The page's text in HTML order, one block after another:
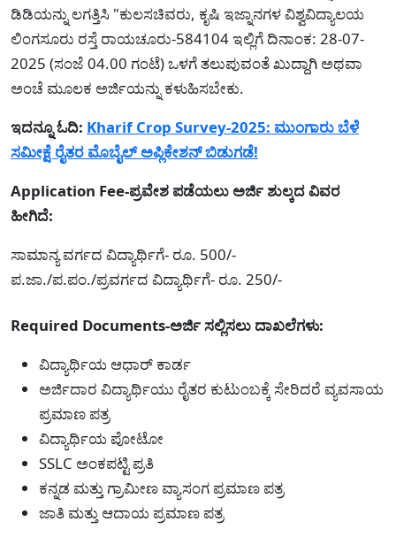
ಡಿಡಿಯನ್ನು ಲಗತ್ತಿಸಿ "ಕುಲಸಚಿವರು, ಕೃಷಿ ಇಜ್ನಾನಗಳ ವಿಶ್ವವಿದ್ಯಾಲಯ
ಲಿಂಗಸೂರು ರಸ್ತೆ ರಾಯಚೂರು-584104 ಇಲ್ಲಿಗೆ ದಿನಾಂಕ: 28-07-
2025 (ಸಂಜೆ 04.00 ಗಂಟೆ) ಒಳಗೆ ತಲುಪುವಂತೆ ಖುದ್ದಾಗಿ ಅಥವಾ
ಅಂಚೆ ಮೂಲಕ ಅರ್ಜಿಯನ್ನು ಕಳುಹಿಸಬೇಕು.
ಇದನ್ನೂ ಓದಿ: Kharif Crop Survey-2025: ಮುಂಗಾರು ಬೆಳೆ
ಸಮೀಕ್ಷೆ ರೈತರ ಮೊಬೈಲ್ ಅಪ್ಲಿಕೇಶನ್ ಬಿಡುಗಡೆ!
Application Fee-ಪ್ರವೇಶ ಪಡೆಯಲು ಅರ್ಜಿ ಶುಲ್ಕದ ವಿವರ
ಹೀಗಿದೆ:
ಸಾಮಾನ್ಯ ವರ್ಗದ ವಿದ್ಯಾರ್ಥಿಗೆ- ರೂ. 500/-
ಪ.ಜಾ./ಪ.ಪಂ./ಪ್ರವರ್ಗದ ವಿದ್ಯಾರ್ಥಿಗೆ- ರೂ. 250/-
Required Documents-ಅರ್ಜಿ ಸಲ್ಲಿಸಲು ದಾಖಲೆಗಳು:
ವಿದ್ಯಾರ್ಥಿಯ ಆಧಾರ್ ಕಾರ್ಡ
ಅರ್ಜಿದಾರ ವಿದ್ಯಾರ್ಥಿಯು ರೈತರ ಕುಟುಂಬಕ್ಕೆ ಸೇರಿದರೆ ವ್ಯವಸಾಯ
ಪ್ರಮಾಣ ಪತ್ರ
ವಿದ್ಯಾರ್ಥಿಯ ಪೋಟೋ
SSLC ಅಂಕಪಟ್ಟಿ ಪ್ರತಿ
ಕನ್ನಡ ಮತ್ತು ಗ್ರಾಮೀಣ ವ್ಯಾಸಂಗ ಪ್ರಮಾಣ ಪತ್ರ
ಜಾತಿ ಮತ್ತು ಆದಾಯ ಪ್ರಮಾಣ ಪತ್ರ